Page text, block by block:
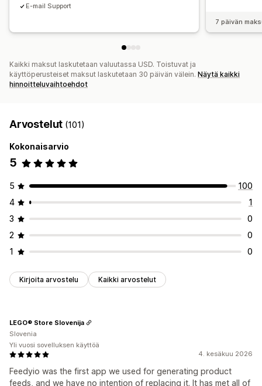
Tuotteiden valinta
E-mail Support
7 päivän
Kaikki maksut laskutetaan valuutassa USD. Toistuvat ja
käyttöperusteiset maksut laskutetaan 30 päivän välein. Näytä kaikki
hinnoitteluvaihtoehdot
Arvostelut (101)
Kokonaisarvio
5
5
100
4
1
3
0
2
0
1
0
Kirjoita arvostelu Kaikki arvostelut
4. kesäkuu 2026
Feedyio was the first app we used for generating product
feeds, and we have no intention of replacing it. It has met all of
LEGO® Store Slovenija
Slovenia
Yli vuosi sovelluksen käyttöä